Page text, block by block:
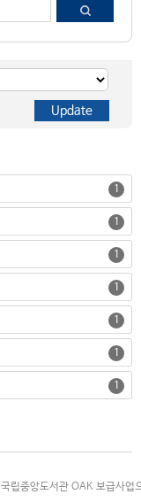
1
1
1
1
1
1
1
립중앙도서관 OAK 보급사업